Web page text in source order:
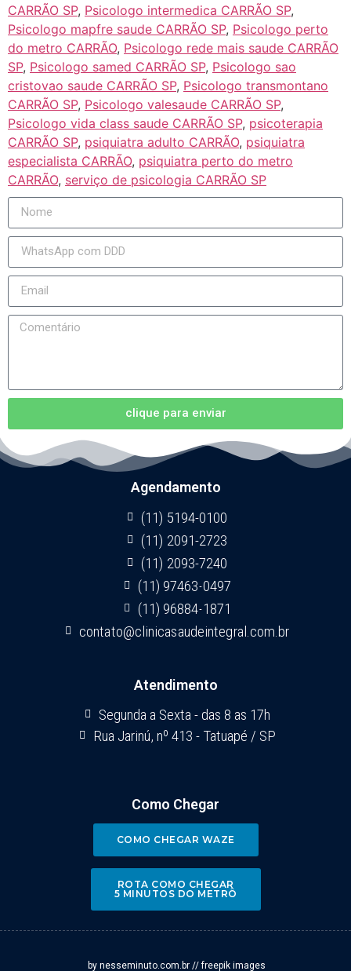
CARRÃO SP, Psicologo intermedica CARRÃO SP,
Psicologo mapfre saude CARRÃO SP, Psicologo perto
do metro CARRÃO, Psicologo rede mais saude CARRÃO
SP, Psicologo samed CARRÃO SP, Psicologo sao
cristovao saude CARRÃO SP, Psicologo transmontano
CARRÃO SP, Psicologo valesaude CARRÃO SP,
Psicologo vida class saude CARRÃO SP, psicoterapia
CARRÃO SP, psiquiatra adulto CARRÃO, psiquiatra
especialista CARRÃO, psiquiatra perto do metro
CARRÃO, serviço de psicologia CARRÃO SP
clique para enviar
Agendamento
(11) 5194-0100
(11) 2091-2723
(11) 2093-7240
(11) 97463-0497
(11) 96884-1871
contato@clinicasaudeintegral.com.br
Atendimento
Segunda a Sexta - das 8 as 17h
Rua Jarinú, nº 413 - Tatuapé / SP
Como Chegar
COMO CHEGAR WAZE
ROTA COMO CHEGAR
5 MINUTOS DO METRÔ
by nesseminuto.com.br // freepik images